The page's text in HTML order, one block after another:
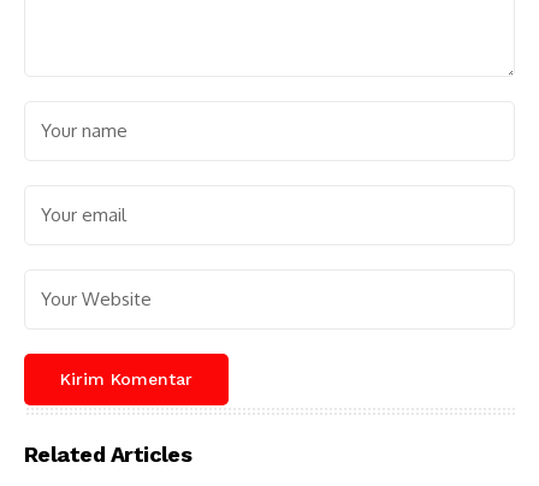
Related Articles